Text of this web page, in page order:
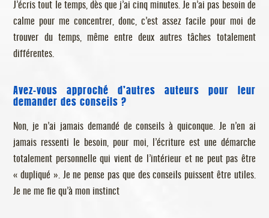
J’écris tout le temps, dès que j’ai cinq minutes. Je n’ai pas besoin de
calme pour me concentrer, donc, c’est assez facile pour moi de
trouver du temps, même entre deux autres tâches totalement
différentes.
Avez-vous approché d’autres auteurs pour leur
demander des conseils ?
Non, je n’ai jamais demandé de conseils à quiconque. Je n’en ai
jamais ressenti le besoin, pour moi, l’écriture est une démarche
totalement personnelle qui vient de l’intérieur et ne peut pas être
« dupliqué ». Je ne pense pas que des conseils puissent être utiles.
Je ne me fie qu’à mon instinct